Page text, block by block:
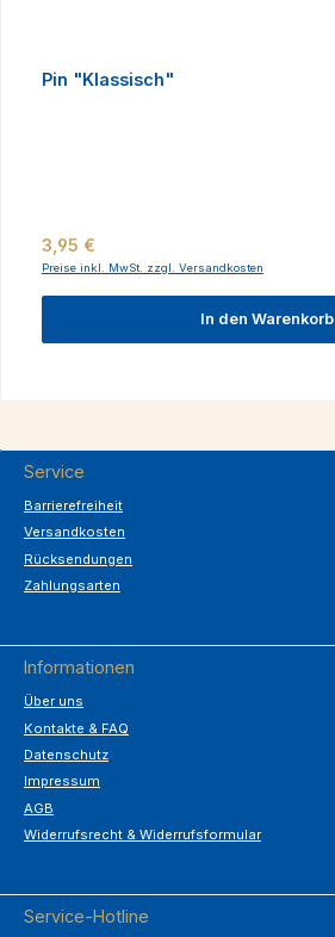
Pin "Klassisch"
Regulärer Preis:
3,95 €
Preise inkl. MwSt. zzgl. Versandkosten
In den Warenkorb
Service
Barrierefreiheit
Versandkosten
Rücksendungen
Zahlungsarten
Informationen
Über uns
Kontakte & FAQ
Datenschutz
Impressum
AGB
Widerrufsrecht & Widerrufsformular
Service-Hotline